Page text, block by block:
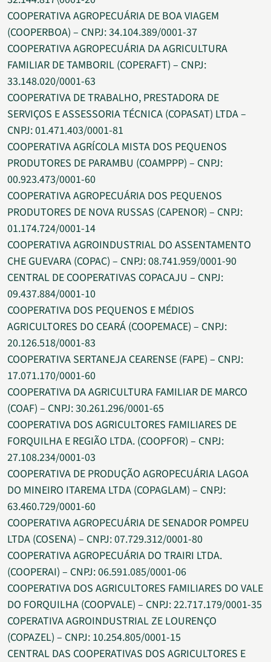
COOPERATIVA AGROPECUÁRIA DE BOA VIAGEM
(COOPERBOA) – CNPJ: 34.104.389/0001-37
COOPERATIVA AGROPECUÁRIA DA AGRICULTURA
FAMILIAR DE TAMBORIL (COPERAFT) – CNPJ:
33.148.020/0001-63
COOPERATIVA DE TRABALHO, PRESTADORA DE
SERVIÇOS E ASSESSORIA TÉCNICA (COPASAT) LTDA –
CNPJ: 01.471.403/0001-81
COOPERATIVA AGRÍCOLA MISTA DOS PEQUENOS
PRODUTORES DE PARAMBU (COAMPPP) – CNPJ:
00.923.473/0001-60
COOPERATIVA AGROPECUÁRIA DOS PEQUENOS
PRODUTORES DE NOVA RUSSAS (CAPENOR) – CNPJ:
01.174.724/0001-14
COOPERATIVA AGROINDUSTRIAL DO ASSENTAMENTO
CHE GUEVARA (COPAC) – CNPJ: 08.741.959/0001-90
CENTRAL DE COOPERATIVAS COPACAJU – CNPJ:
09.437.884/0001-10
COOPERATIVA DOS PEQUENOS E MÉDIOS
AGRICULTORES DO CEARÁ (COOPEMACE) – CNPJ:
20.126.518/0001-83
COOPERATIVA SERTANEJA CEARENSE (FAPE) – CNPJ:
17.071.170/0001-60
COOPERATIVA DA AGRICULTURA FAMILIAR DE MARCO
(COAF) – CNPJ: 30.261.296/0001-65
COOPERATIVA DOS AGRICULTORES FAMILIARES DE
FORQUILHA E REGIÃO LTDA. (COOPFOR) – CNPJ:
27.108.234/0001-03
COOPERATIVA DE PRODUÇÃO AGROPECUÁRIA LAGOA
DO MINEIRO ITAREMA LTDA (COPAGLAM) – CNPJ:
63.460.729/0001-60
COOPERATIVA AGROPECUÁRIA DE SENADOR POMPEU
LTDA (COSENA) – CNPJ: 07.729.312/0001-80
COOPERATIVA AGROPECUÁRIA DO TRAIRI LTDA.
(COOPERAI) – CNPJ: 06.591.085/0001-06
COOPERATIVA DOS AGRICULTORES FAMILIARES DO VALE
DO FORQUILHA (COOPVALE) – CNPJ: 22.717.179/0001-35
COPERATIVA AGROINDUSTRIAL ZE LOURENÇO
(COPAZEL) – CNPJ: 10.254.805/0001-15
CENTRAL DAS COOPERATIVAS DOS AGRICULTORES E